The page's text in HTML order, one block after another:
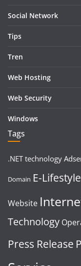
Social Network
Tips
Tren
Web Hosting
Web Security
Windows
Tags
.NET technology
Domain E-Lifestyle
Website
Technology
Press Release